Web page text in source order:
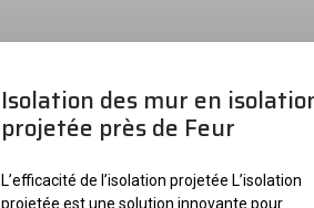
Isolation des mur en
projetée près de Feur
L’efficacité de l’isolation projetée L’isolation
projetée est une solution innovante pour